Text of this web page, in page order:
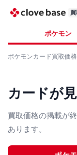
ポケモン
ポケモンカード買取価
カードが
買取価格の掲載が
あります。